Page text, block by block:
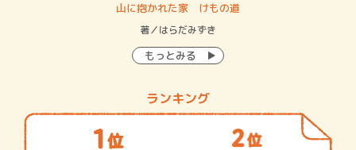
山に抱かれた家 けもの道
著／はらだみずき
もっとみる
ランキング